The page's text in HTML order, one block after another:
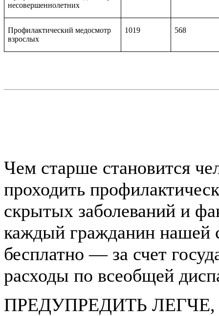
несовершеннолетних
Профилактический медосмотр
взрослых
1019 568
Чем старше становится
проходить
скрытых заболеваний и
каждый гражданин нашей
бесплатно — за счет
расходы по всеобщей
ПРЕДУПРЕДИТЬ